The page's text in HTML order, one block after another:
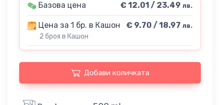
Базова цена € 12.01 / 23.49 лв.
Цена за 1 бр. в Кашон
2 броя в Кашон
€ 9.70 / 18.97 лв.
Добави количката